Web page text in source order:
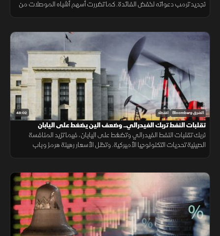
تجديد ترمب دعواته لخفض الفائدة. كما تضررت أسهم أشباه الموصلات من
48:02 الشرق Bloomberg اقتصاد
تقلبات النفط تربك الفيدرالي.. وضعف الين يضغط على اليابان
تربك تقلبات النفط الفيدرالي وتضغط على اليابان، فيما تزيد المنافسة
الصينية تحديات التكنولوجيا الأميركية. وتظل الأسعار رهينة هرمز وباب